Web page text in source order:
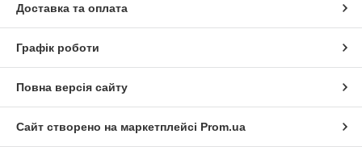
Доставка та оплата
Графік роботи
Повна версія сайту
Сайт створено на маркетплейсі Prom.ua